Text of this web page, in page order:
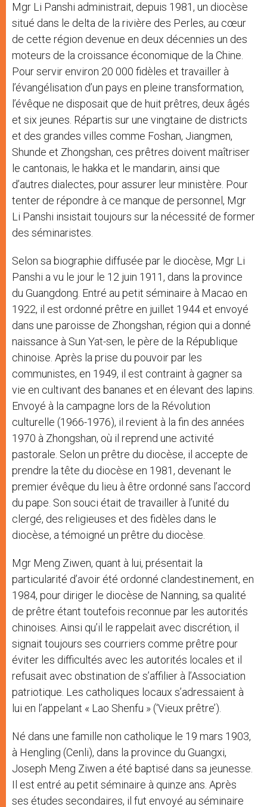
Mgr Li Panshi administrait, depuis 1981, un diocèse
situé dans le delta de la rivière des Perles, au cœur
de cette région devenue en deux décennies un des
moteurs de la croissance économique de la Chine.
Pour servir environ 20 000 fidèles et travailler à
l’évangélisation d’un pays en pleine transformation,
l’évêque ne disposait que de huit prêtres, deux âgés
et six jeunes. Répartis sur une vingtaine de districts
et des grandes villes comme Foshan, Jiangmen,
Shunde et Zhongshan, ces prêtres doivent maîtriser
le cantonais, le hakka et le mandarin, ainsi que
d’autres dialectes, pour assurer leur ministère. Pour
tenter de répondre à ce manque de personnel, Mgr
Li Panshi insistait toujours sur la nécessité de former
des séminaristes.
Selon sa biographie diffusée par le diocèse, Mgr Li
Panshi a vu le jour le 12 juin 1911, dans la province
du Guangdong. Entré au petit séminaire à Macao en
1922, il est ordonné prêtre en juillet 1944 et envoyé
dans une paroisse de Zhongshan, région qui a donné
naissance à Sun Yat-sen, le père de la République
chinoise. Après la prise du pouvoir par les
communistes, en 1949, il est contraint à gagner sa
vie en cultivant des bananes et en élevant des lapins.
Envoyé à la campagne lors de la Révolution
culturelle (1966-1976), il revient à la fin des années
1970 à Zhongshan, où il reprend une activité
pastorale. Selon un prêtre du diocèse, il accepte de
prendre la tête du diocèse en 1981, devenant le
premier évêque du lieu à être ordonné sans l’accord
du pape. Son souci était de travailler à l’unité du
clergé, des religieuses et des fidèles dans le
diocèse, a témoigné un prêtre du diocèse.
Mgr Meng Ziwen, quant à lui, présentait la
particularité d’avoir été ordonné clandestinement, en
1984, pour diriger le diocèse de Nanning, sa qualité
de prêtre étant toutefois reconnue par les autorités
chinoises. Ainsi qu’il le rappelait avec discrétion, il
signait toujours ses courriers comme prêtre pour
éviter les difficultés avec les autorités locales et il
refusait avec obstination de s’affilier à l’Association
patriotique. Les catholiques locaux s’adressaient à
lui en l’appelant « Lao Shenfu » (‘Vieux prêtre’).
Né dans une famille non catholique le 19 mars 1903,
à Hengling (Cenli), dans la province du Guangxi,
Joseph Meng Ziwen a été baptisé dans sa jeunesse.
Il est entré au petit séminaire à quinze ans. Après
ses études secondaires, il fut envoyé au séminaire